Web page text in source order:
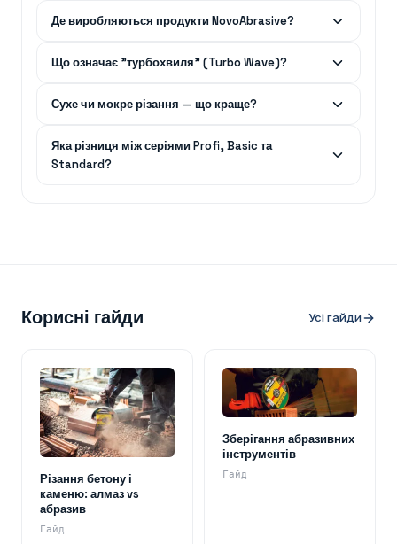
Де виробляються продукти NovoAbrasive?
Що означає "турбохвиля" (Turbo Wave)?
Сухе чи мокре різання — що краще?
Яка різниця між серіями Profi, Basic та
Standard?
Корисні гайди Усі гайди
Різання бетону і
каменю: алмаз vs
абразив
Гайд
Зберігання абразивних
інструментів
Гайд